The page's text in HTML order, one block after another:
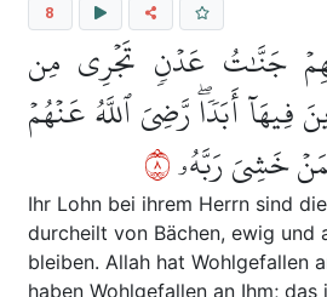
8
جَنَّٰتُ عَدۡنٖ تَجۡرِي مِن
فِيهَآ أَبَدٗاۖ رَّضِيَ ٱللَّهُ عَنۡهُمۡ
خَشِيَ رَبَّهُۥ٨
Ihr Lohn bei ihrem Herrn sind
durcheilt von Bächen, ewig und
bleiben. Allah hat Wohlgefallen
haben Wohlgefallen an Ihm;